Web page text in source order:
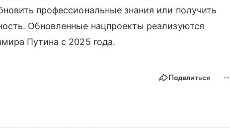
профессиональные знания или получить
Обновленные нацпроекты реализуются
Путина с 2025 года.
Поделиться